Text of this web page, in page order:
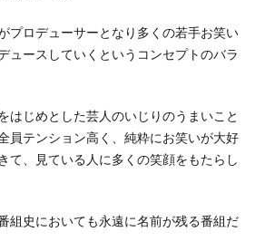
プロデューサーとなり多くの若手お笑い
ュースしていくというコンセプトのバラ
はじめとした芸人のいじりのうまいこと
員テンション高く、純粋にお笑いが大好
て、見ている人に多くの笑顔をもたらし
組史においても永遠に名前が残る番組だ